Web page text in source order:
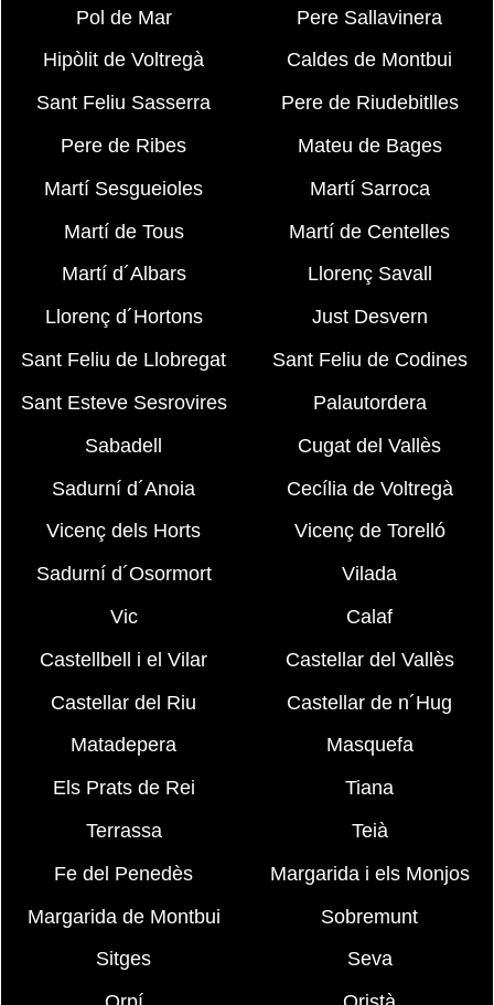
Pol de Mar
Pere Sallavinera
Hipòlit de Voltregà
Caldes de Montbui
Sant Feliu Sasserra
Pere de Riudebitlles
Pere de Ribes
Mateu de Bages
Martí Sesgueioles
Martí Sarroca
Martí de Tous
Martí de Centelles
Martí d´Albars
Llorenç Savall
Llorenç d´Hortons
Just Desvern
Sant Feliu de Llobregat
Sant Feliu de Codines
Sant Esteve Sesrovires
Palautordera
Sabadell
Cugat del Vallès
Sadurní d´Anoia
Cecília de Voltregà
Vicenç dels Horts
Vicenç de Torelló
Sadurní d´Osormort
Vilada
Vic
Calaf
Castellbell i el Vilar
Castellar del Vallès
Castellar del Riu
Castellar de n´Hug
Matadepera
Masquefa
Els Prats de Rei
Tiana
Terrassa
Teià
Fe del Penedès
Margarida i els Monjos
Margarida de Montbui
Sobremunt
Sitges
Seva